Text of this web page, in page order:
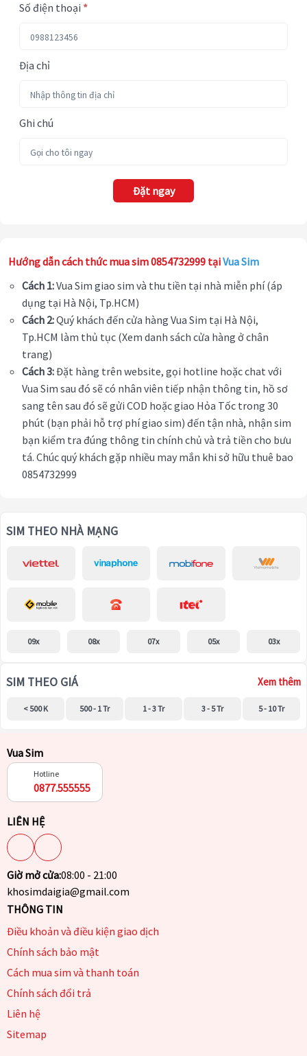
Số điện thoại *
Địa chỉ
Ghi chú
Đặt ngay
Hướng dẫn cách thức mua sim 0854732999 tạiVua Sim
Cách 1:Vua Sim giao sim và thu tiền tại nhà miễn phí (áp
dụng tại Hà Nội, Tp.HCM)
Cách 2:Quý khách đến cửa hàng Vua Sim tại Hà Nội,
Tp.HCM làm thủ tục (Xem danh sách cửa hàng ở chân
trang)
Cách 3:Đặt hàng trên website, gọi hotline hoặc chat với
Vua Sim sau đó sẽ có nhân viên tiếp nhận thông tin, hồ sơ
sang tên sau đó sẽ gửi COD hoặc giao Hỏa Tốc trong 30
phút (bạn phải hỗ trợ phí giao sim) đến tận nhà, nhận sim
bạn kiểm tra đúng thông tin chính chủ và trả tiền cho bưu
tá. Chúc quý khách gặp nhiều may mắn khi sở hữu thuê bao
0854732999
SIM THEO NHÀ MẠNG
09x 08x 07x 05x 03x
SIM THEO GIÁ Xem thêm
< 500 K 500 - 1 Tr 1 - 3 Tr 3 - 5 Tr 5 - 10 Tr
Vua Sim
Hotline
0877.555555
LIÊN HỆ
Giờ mở cửa:08:00 - 21:00
khosimdaigia@gmail.com
THÔNG TIN
Điều khoản và điều kiện giao dịch
Chính sách bảo mật
Cách mua sim và thanh toán
Chính sách đổi trả
Liên hệ
Sitemap